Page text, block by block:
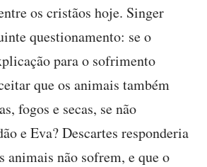
os cristãos hoje. Singer
questionamento: se o
para o sofrimento
que os animais também
fogos e secas, se não
e Eva? Descartes responderia
animais não sofrem, e que o